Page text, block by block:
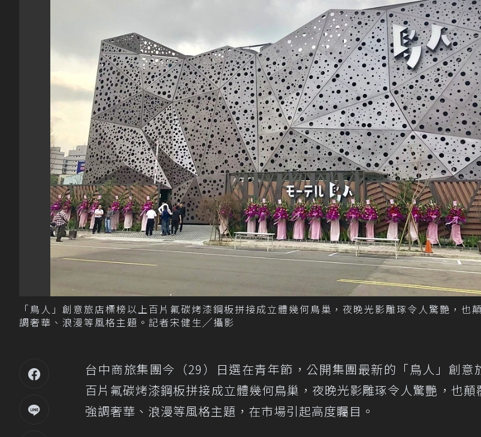
「鳥人」創意旅店標榜以上百片氟碳烤漆鋼板拼接成立體幾何鳥巢，夜晚光影雕琢令人驚艷，也
調奢華、浪漫等風格主題。記者宋健生╱攝影
台中商旅集團今（29）日選在青年節，公開集團最新的「鳥人」創意
百片氟碳烤漆鋼板拼接成立體幾何鳥巢，夜晚光影雕琢令人驚艷，也顛
強調奢華、浪漫等風格主題，在市場引起高度矚目。